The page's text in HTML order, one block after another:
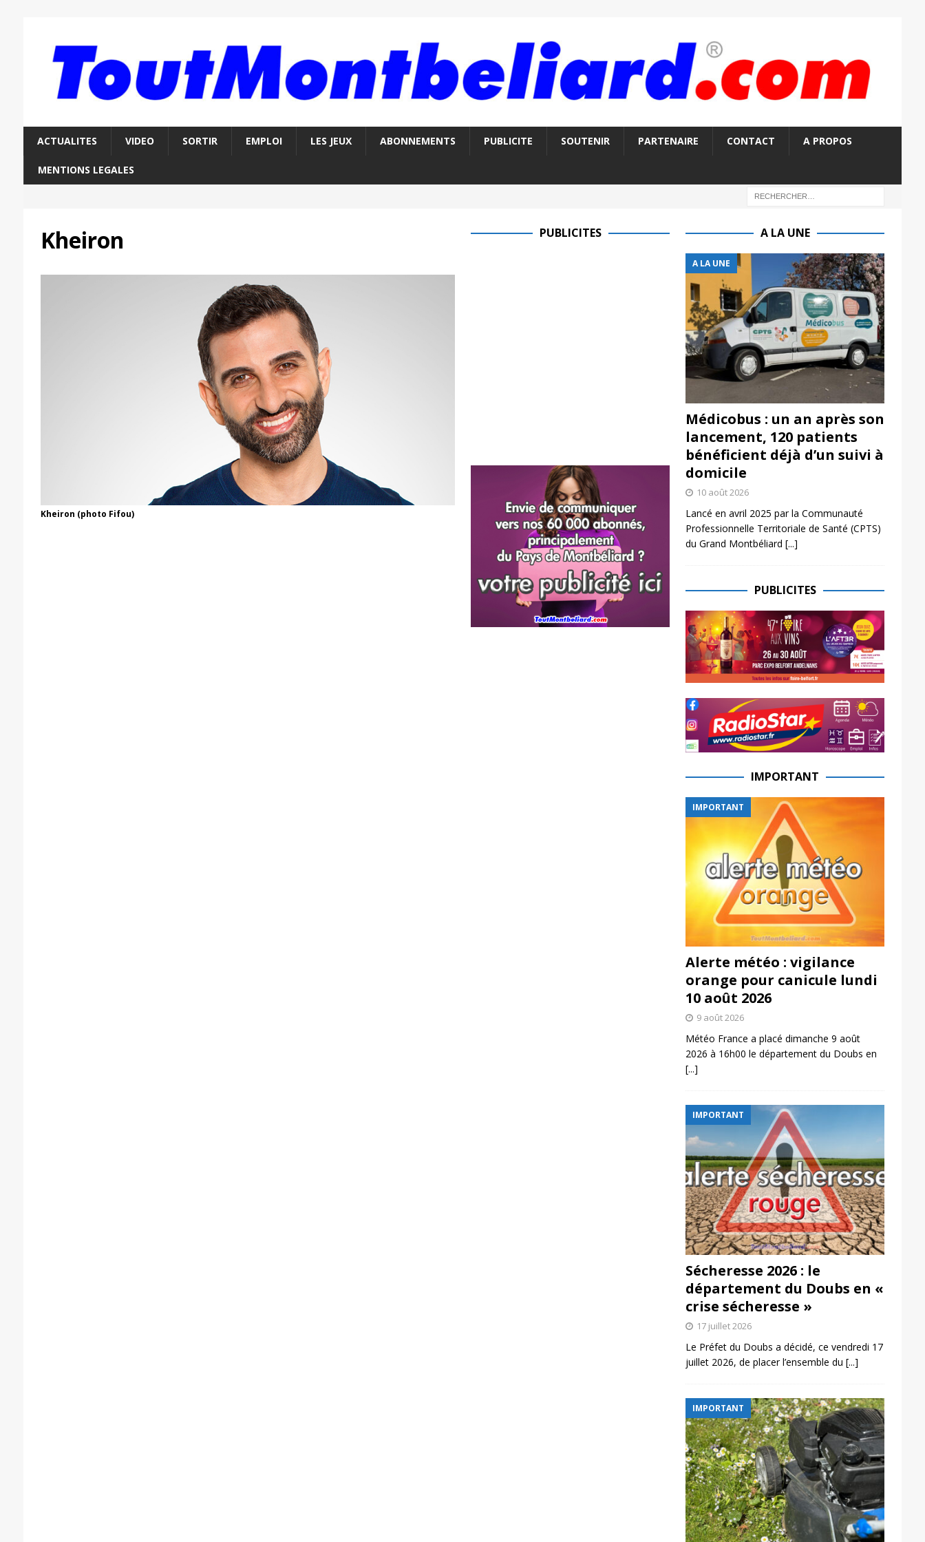
ACTUALITES VIDEO SORTIR EMPLOI LES JEUX ABONNEMENTS PUBLICITE SOUTENIR PARTENAIRE CONTACT A PROPOS
MENTIONS LEGALES
Kheiron
Kheiron (photo Fifou)
PUBLICITES A LA UNE
A LA UNE
Médicobus : un an après son
lancement, 120 patients
bénéficient déjà d’un suivi à
domicile
10 août 2026
Lancé en avril 2025 par la Communauté
Professionnelle Territoriale de Santé (CPTS)
du Grand Montbéliard [...]
PUBLICITES
IMPORTANT
IMPORTANT
Alerte météo : vigilance
orange pour canicule lundi
10 août 2026
9 août 2026
Météo France a placé dimanche 9 août
2026 à 16h00 le département du Doubs en
[...]
IMPORTANT
Sécheresse 2026 : le
département du Doubs en «
crise sécheresse »
17 juillet 2026
Le Préfet du Doubs a décidé, ce vendredi 17
juillet 2026, de placer l’ensemble du [...]
IMPORTANT